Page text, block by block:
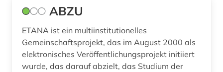
blogportal (1)
bochum (1)
bodendenkmal (2)
Osmanisches Reich (1)
Ostasien (2)
ABZU
ETANA ist ein multiinstitutionelles
Gemeinschaftsprojekt, das im August 2000 als
elektronisches Veröffentlichungsprojekt initiiert
wurde, das darauf abzielt, das Studium der